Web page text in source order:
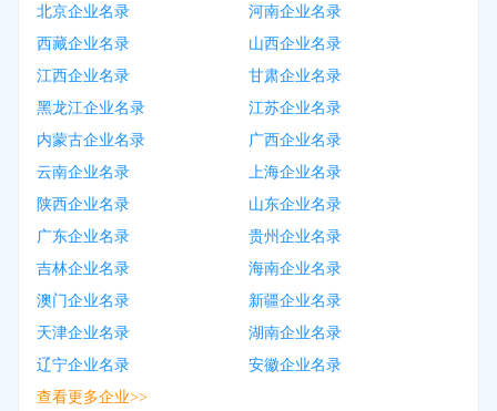
北京企业名录
河南企业名录
西藏企业名录
山西企业名录
江西企业名录
甘肃企业名录
黑龙江企业名录
江苏企业名录
内蒙古企业名录
广西企业名录
云南企业名录
上海企业名录
陕西企业名录
山东企业名录
广东企业名录
贵州企业名录
吉林企业名录
海南企业名录
澳门企业名录
新疆企业名录
天津企业名录
湖南企业名录
辽宁企业名录
安徽企业名录
查看更多企业>>